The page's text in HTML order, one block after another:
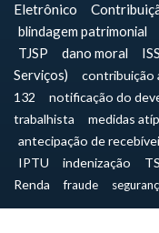
Eletrônico
blindagem patrimonial
TJSP
dano moral ISS
Serviços)
contribuição
132
notificação do
trabalhista
medidas
antecipação de
IPTU
indenização
Renda
fraude